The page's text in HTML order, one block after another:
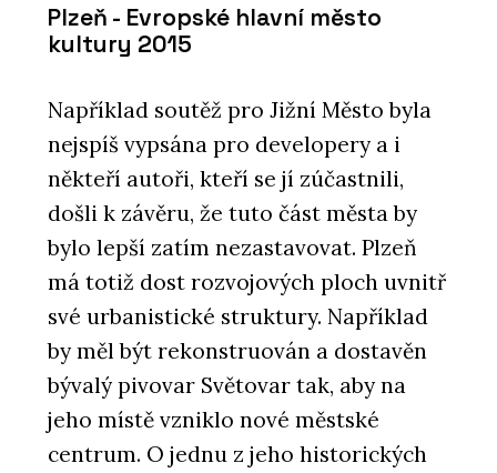
Plzeň - Evropské hlavní město
kultury 2015
Například soutěž pro Jižní Město byla
nejspíš vypsána pro developery a i
někteří autoři, kteří se jí zúčastnili,
došli k závěru, že tuto část města by
bylo lepší zatím nezastavovat. Plzeň
má totiž dost rozvojových ploch uvnitř
své urbanistické struktury. Například
by měl být rekonstruován a dostavěn
bývalý pivovar Světovar tak, aby na
jeho místě vzniklo nové městské
centrum. O jednu z jeho historických